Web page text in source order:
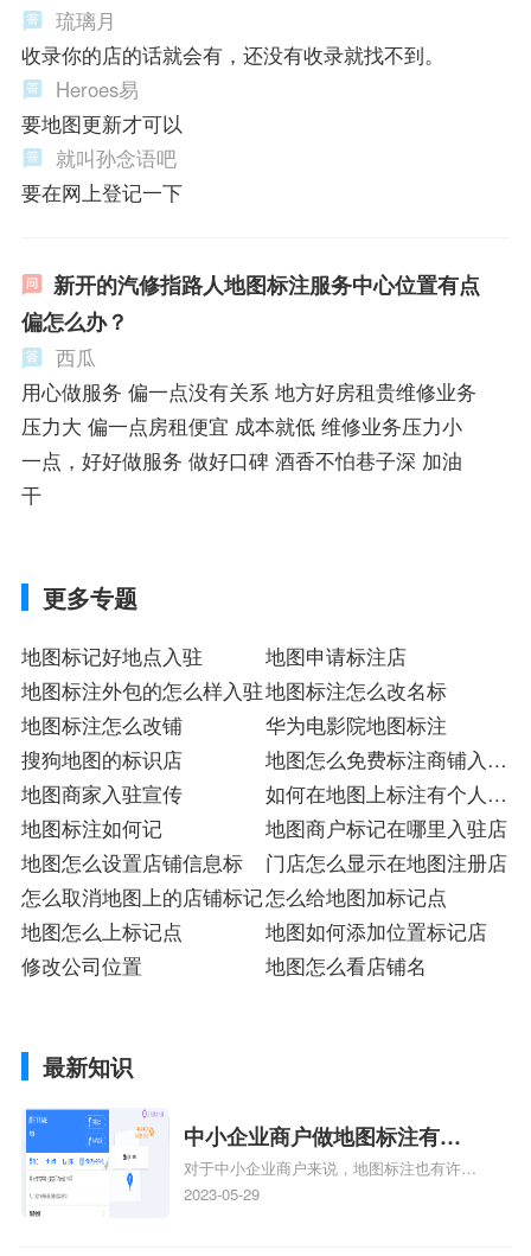
琉璃月
收录你的店的话就会有，还没有收录就找不到。
Heroes易
要地图更新才可以
就叫孙念语吧
要在网上登记一下
新开的汽修指路人地图标注服务中心位置有点
偏怎么办？
西瓜
用心做服务 偏一点没有关系 地方好房租贵维修业务
压力大 偏一点房租便宜 成本就低 维修业务压力小
一点，好好做服务 做好口碑 酒香不怕巷子深 加油
干
更多专题
地图标记好地点入驻
地图申请标注店
地图标注外包的怎么样入驻地图标注怎么改名标
地图标注怎么改铺
华为电影院地图标注
搜狗地图的标识店
地图怎么免费标注商铺入驻
店
地图商家入驻宣传
如何在地图上标注有个人的
地址
地图标注如何记
地图商户标记在哪里入驻店
地图怎么设置店铺信息标
门店怎么显示在地图注册店
怎么取消地图上的店铺标记怎么给地图加标记点
地图怎么上标记点
地图如何添加位置标记店
修改公司位置
地图怎么看店铺名
最新知识
中小企业商户做地图标注有什
么好处
对于中小企业商户来说，地图标注也有许多
好处，包括：提高可见性和曝光率：通过在
2023-05-29